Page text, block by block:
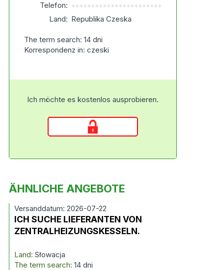
Telefon: ***********************
Land: Republika Czeska
The term search: 14 dni
Korrespondenz in: czeski
Ich möchte es kostenlos ausprobieren.
ÄHNLICHE ANGEBOTE
Versanddatum: 2026-07-22
ICH SUCHE LIEFERANTEN VON
ZENTRALHEIZUNGSKESSELN.
Land: Słowacja
The term search: 14 dni